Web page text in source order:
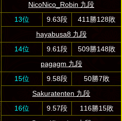
NicoNico_Robin 九段
13位
9.63段
411勝128敗
hayabusa8 九段
14位
9.61段
509勝148敗
pagagm 九段
15位
9.58段
50勝7敗
Sakuratenten 九段
16位
9.57段
116勝15敗